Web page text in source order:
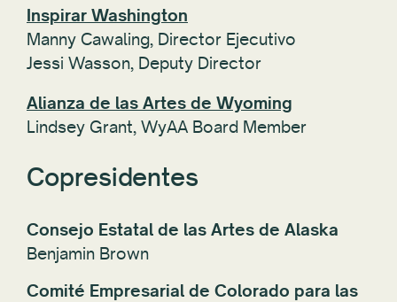
Inspirar Washington
Manny Cawaling, Director Ejecutivo
Jessi Wasson, Deputy Director
Alianza de las Artes de Wyoming
Lindsey Grant, WyAA Board Member
Copresidentes
Consejo Estatal de las Artes de Alaska
Benjamin Brown
Comité Empresarial de Colorado para las